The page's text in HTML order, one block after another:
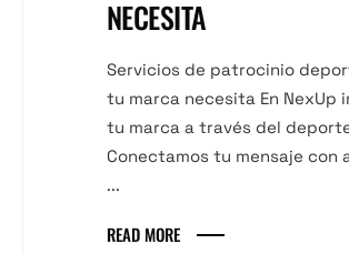
NECESITA
Servicios de patrocinio
tu marca necesita En NexUp
tu marca a través del
Conectamos tu mensaje con
...
READ MORE